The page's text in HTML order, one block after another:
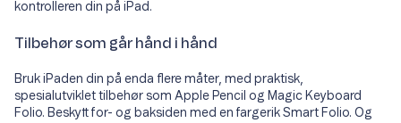
kontrolleren din på iPad.
Tilbehør som går hånd i hånd
Bruk iPaden din på enda flere måter, med praktisk,
spesialutviklet tilbehør som Apple Pencil og Magic Keyboard
Folio. Beskytt for- og baksiden med en fargerik Smart Folio. Og